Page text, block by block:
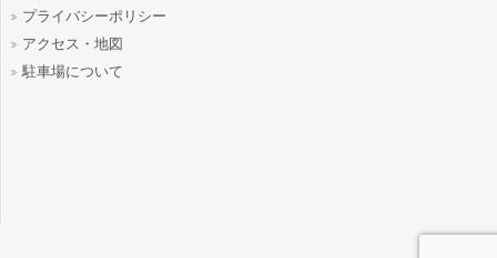
プライバシーポリシー
アクセス・地図
駐車場について